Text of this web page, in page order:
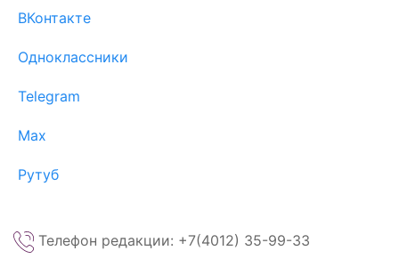
ВКонтакте
Одноклассники
Telegram
Max
Рутуб
Телефон редакции: +7(4012) 35-99-33